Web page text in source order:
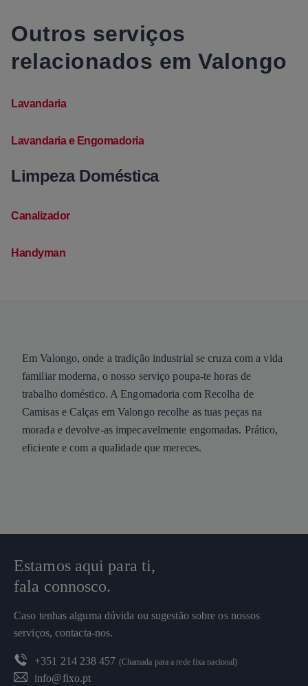
Outros serviços
relacionados em Valongo
Lavandaria
Lavandaria e Engomadoria
Limpeza Doméstica
Canalizador
Handyman
Em Valongo, onde a tradição industrial se cruza com a vida
familiar moderna, o nosso serviço poupa-te horas de
trabalho doméstico. A Engomadoria com Recolha de
Camisas e Calças em Valongo recolhe as tuas peças na
morada e devolve-as impecavelmente engomadas. Prático,
eficiente e com a qualidade que mereces.
Estamos aqui para ti,
fala connosco.
Caso tenhas alguma dúvida ou sugestão sobre os nossos
serviços, contacta-nos.
+351 214 238 457 (Chamada para a rede fixa nacional)
info@fixo.pt